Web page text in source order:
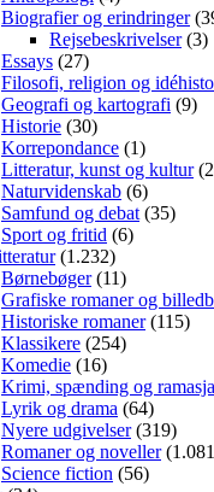
Biografier og erindringer
Rejsebeskrivelser(3)
Essays (27)
Filosofi, religion og
Geografi og kartografi (9)
Historie (30)
Korrepondance (1)
Litteratur, kunst og kultur
Naturvidenskab (6)
Samfund og debat (35)
Sport og fritid (6)
(1.232)
Børnebøger(11)
Grafiske romaner og
Historiske romaner(115)
Klassikere (254)
Komedie (16)
Krimi, spænding og
Lyrik og drama (64)
Nyere udgivelser(319)
Romaner og noveller
Science fiction (56)